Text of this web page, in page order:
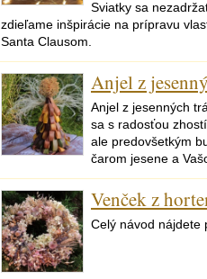
Sviatky sa
zdieľame inšpirácie na prípravu
Santa Clausom.
Anjel z
Anjel z jesenných
sa s radosťou
ale predovšetkým
čarom jesene a
Venček z
Celý návod nájdete